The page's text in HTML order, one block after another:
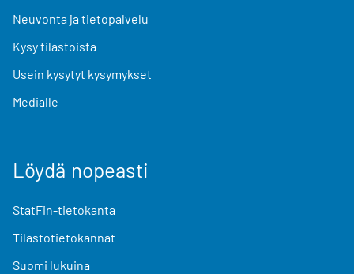
Neuvonta ja tietopalvelu
Kysy tilastoista
Usein kysytyt kysymykset
Medialle
Löydä nopeasti
StatFin-tietokanta
Tilastotietokannat
Suomi lukuina